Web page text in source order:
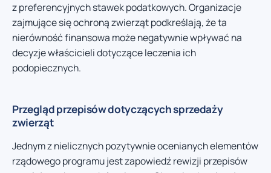
z preferencyjnych stawek podatkowych. Organizacje
zajmujące się ochroną zwierząt podkreślają, że ta
nierówność finansowa może negatywnie wpływać na
decyzje właścicieli dotyczące leczenia ich
podopiecznych.
Przegląd przepisów dotyczących sprzedaży
zwierząt
Jednym z nielicznych pozytywnie ocenianych elementów
rządowego programu jest zapowiedź rewizji przepisów